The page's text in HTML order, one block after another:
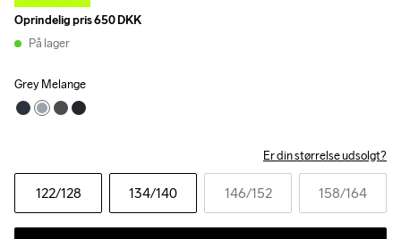
Oprindelig pris650 DKK
På lager
Grey Melange
Er din størrelse udsolgt?
122/128 134/140 146/152 158/164